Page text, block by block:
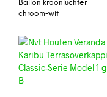
Ballon kroonluchter
chroom-wit